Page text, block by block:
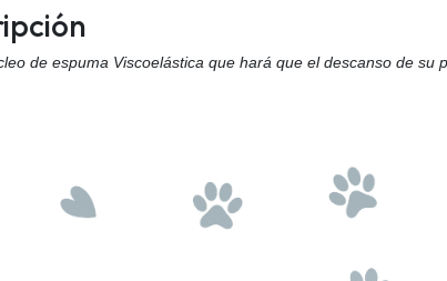
de espuma Viscoelástica que hará que el descanso de